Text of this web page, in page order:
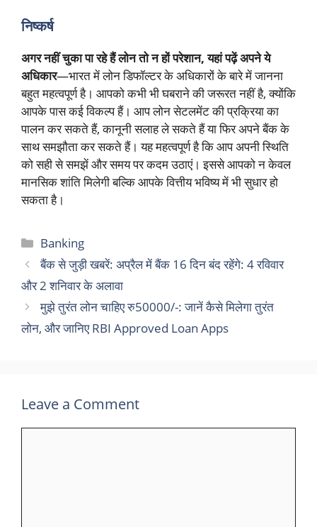
निष्कर्ष
अगर नहीं चुका पा रहे हैं लोन तो न हों परेशान, यहां पढ़ें अपने ये
अधिकार—भारत में लोन डिफॉल्टर के अधिकारों के बारे में जानना
बहुत महत्वपूर्ण है। आपको कभी भी घबराने की जरूरत नहीं है, क्योंकि
आपके पास कई विकल्प हैं। आप लोन सेटलमेंट की प्रक्रिया का
पालन कर सकते हैं, कानूनी सलाह ले सकते हैं या फिर अपने बैंक के
साथ समझौता कर सकते हैं। यह महत्वपूर्ण है कि आप अपनी स्थिति
को सही से समझें और समय पर कदम उठाएं। इससे आपको न केवल
मानसिक शांति मिलेगी बल्कि आपके वित्तीय भविष्य में भी सुधार हो
सकता है।
Categories
Banking
बैंक से जुड़ी खबरें: अप्रैल में बैंक 16 दिन बंद रहेंगे: 4 रविवार
और 2 शनिवार के अलावा
मुझे तुरंत लोन चाहिए रु50000/-: जानें कैसे मिलेगा तुरंत
लोन, और जानिए RBI Approved Loan Apps
Leave a Comment